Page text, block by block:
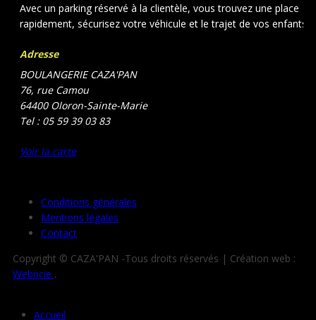
Avec un parking réservé à la clientèle, vous trouvez une place
rapidement, sécurisez votre véhicule et le trajet de vos enfants.
Adresse
BOULANGERIE CAZA'PAN
76, rue Camou
64400 Oloron-Sainte-Marie
Tel : 05 59 39 03 83
Voir la carte
Conditions générales
Mentions légales
Contact
Copyright © CAZA'PAN -Tous droits réservés | Création web :
Webncie .
Accueil